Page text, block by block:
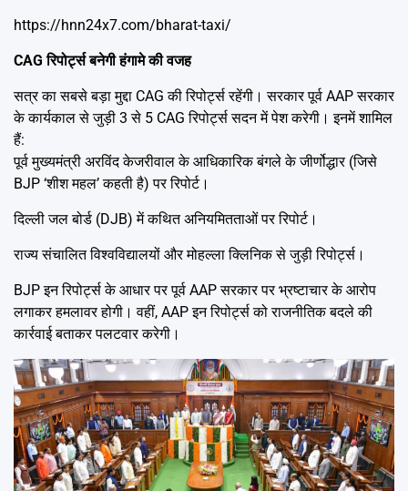
https://hnn24x7.com/bharat-taxi/
CAG रिपोर्ट्स बनेगी हंगामे की वजह
सत्र का सबसे बड़ा मुद्दा CAG की रिपोर्ट्स रहेंगी। सरकार पूर्व AAP सरकार
के कार्यकाल से जुड़ी 3 से 5 CAG रिपोर्ट्स सदन में पेश करेगी। इनमें शामिल
हैं:
पूर्व मुख्यमंत्री अरविंद केजरीवाल के आधिकारिक बंगले के जीर्णोद्धार (जिसे
BJP ‘शीश महल’ कहती है) पर रिपोर्ट।
दिल्ली जल बोर्ड (DJB) में कथित अनियमितताओं पर रिपोर्ट।
राज्य संचालित विश्वविद्यालयों और मोहल्ला क्लिनिक से जुड़ी रिपोर्ट्स।
BJP इन रिपोर्ट्स के आधार पर पूर्व AAP सरकार पर भ्रष्टाचार के आरोप
लगाकर हमलावर होगी। वहीं, AAP इन रिपोर्ट्स को राजनीतिक बदले की
कार्रवाई बताकर पलटवार करेगी।